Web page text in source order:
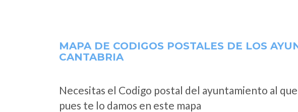
MAPA DE CODIGOS POSTALES DE LOS
CANTABRIA
Necesitas el Codigo postal del ayuntamiento al
pues te lo damos en este mapa